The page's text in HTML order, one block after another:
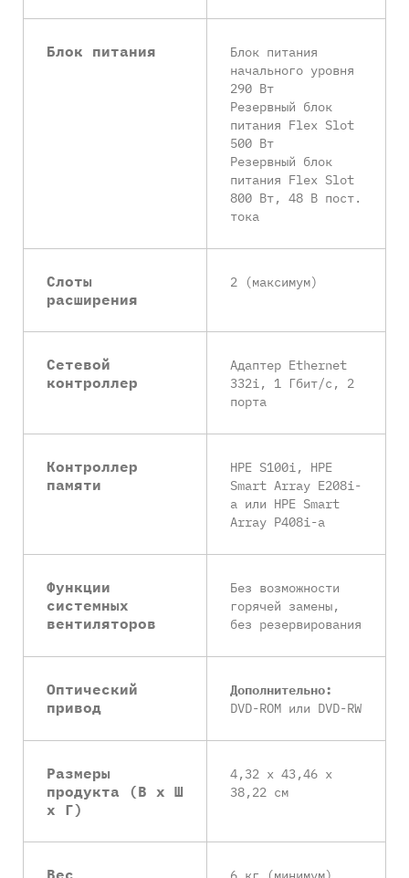
Блок питания
Блок питания
начального уровня
290 Вт
Резервный блок
питания Flex Slot
500 Вт
Резервный блок
питания Flex Slot
800 Вт, 48 В пост.
тока
Слоты
расширения
2 (максимум)
Сетевой
контроллер
Адаптер Ethernet
332i, 1 Гбит/с, 2
порта
Контроллер
памяти
HPE S100i, HPE
Smart Array E208i-
a или HPE Smart
Array P408i-a
Функции
системных
вентиляторов
Без возможности
горячей замены,
без резервирования
Оптический
привод
Дополнительно:
DVD-ROM или DVD-RW
Размеры
продукта (В х Ш
х Г)
4,32 x 43,46 x
38,22 см
Вес